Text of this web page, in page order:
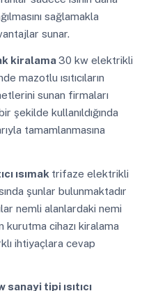
sağlamakla
sunar.
kiralama30 kw elektrikli
mazotlu ısıtıcıların
sunan firmaları
şekilde kullanıldığında
tamamlanmasına
ısımak trifaze elektrikli
şunlar bulunmaktadır
nemli alanlardaki nemi
kurutma cihazı kiralama
ihtiyaçlara cevap
sanayi tipi ısıtıcı